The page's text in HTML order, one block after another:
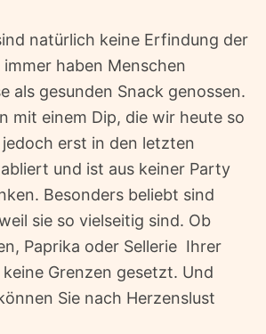
natürlich keine Erfindung der
haben Menschen
als gesunden Snack genossen.
mit einem Dip, die wir heute so
erst in den letzten
und ist aus keiner Party
Besonders beliebt sind
sie so vielseitig sind. Ob
Paprika oder Sellerie  Ihrer
Grenzen gesetzt. Und
Sie nach Herzenslust